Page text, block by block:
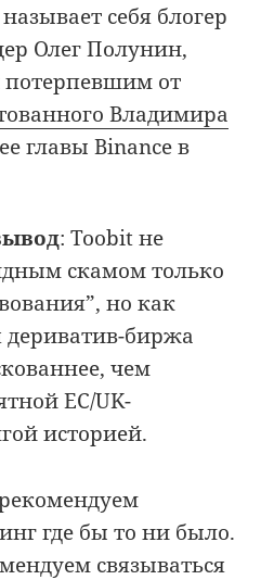
себя блогер
Олег Полунин,
от
Владимира
главы Binance в
: Toobit не
скамом только
но как
биржа
чем
ЕС/UK-
историей.
где бы то ни было.
связываться